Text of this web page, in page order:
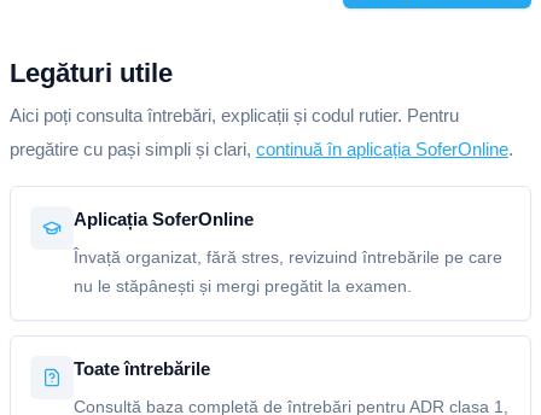
Legături utile
Aici poți consulta întrebări, explicații și codul rutier. Pentru
pregătire cu pași simpli și clari, continuă în aplicația SoferOnline.
Aplicația SoferOnline
Învață organizat, fără stres, revizuind întrebările pe care
nu le stăpânești și mergi pregătit la examen.
Toate întrebările
Consultă baza completă de întrebări pentru ADR clasa 1,